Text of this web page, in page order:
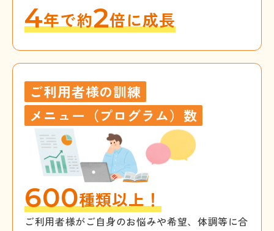
4年で約2倍に成長
ご利用者様の訓練
メニュー（プログラム）数
600種類以上！
ご利用者様がご自身のお悩みや希望、体調等に合